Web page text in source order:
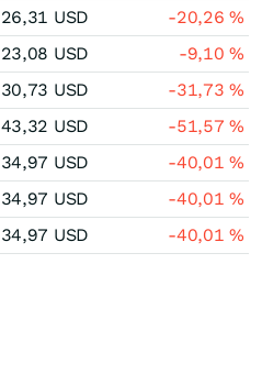
26,31 USD -20,26%
23,08 USD -9,10%
30,73 USD -31,73%
43,32 USD -51,57%
34,97 USD -40,01%
34,97 USD -40,01%
34,97 USD -40,01%